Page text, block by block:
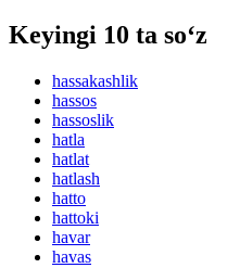
Keyingi 10 ta so‘z
hassakashlik
hassos
hassoslik
hatla
hatlat
hatlash
hatto
hattoki
havar
havas